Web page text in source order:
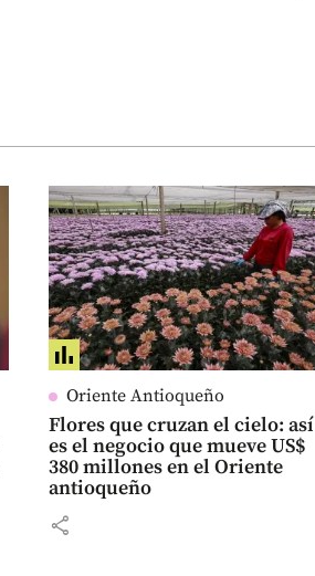
Oriente Antioqueño
Flores que cruzan el cielo: así
es el negocio que mueve US$
380 millones en el Oriente
antioqueño
share